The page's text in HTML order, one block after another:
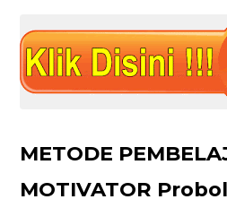
METODE
MOTIVATOR